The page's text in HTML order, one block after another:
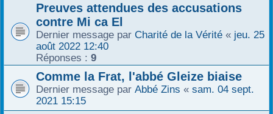
Preuves attendues des accusations
contre Mi ca El
Dernier message par Charité de la Vérité « jeu. 25
août 2022 12:40
Réponses : 9
Comme la Frat, l'abbé Gleize biaise
Dernier message par Abbé Zins « sam. 04 sept.
2021 15:15